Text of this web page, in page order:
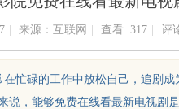
来源：互联网 查看: 317 评
忙碌的工作中放松自己，追剧
，能够免费在线看最新电视剧